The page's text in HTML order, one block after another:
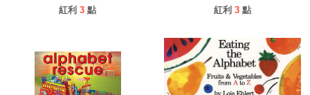
紅利 3 點
紅利 3 點